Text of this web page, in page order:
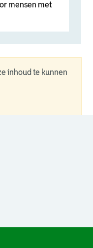
mensen met
inhoud te kunnen